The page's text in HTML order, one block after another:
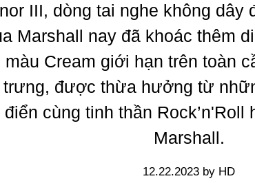
III, dòng tai nghe không
Marshall nay đã khoác thêm
màu Cream giới hạn trên toàn
trưng, được thừa hưởng từ
điển cùng tinh thần Rock’n'Roll
Marshall.
12.22.2023 by HD